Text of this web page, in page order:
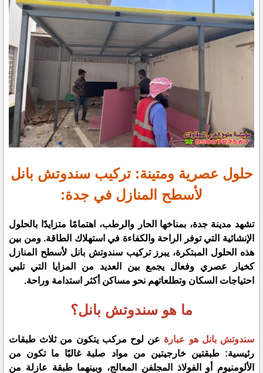
حلول عصرية ومتينة: تركيب سندوتش بانل
لأسطح المنازل في جدة:
تشهد مدينة جدة، بمناخها الحار والرطب، اهتمامًا متزايدًا بالحلول
الإنشائية التي توفر الراحة والكفاءة في استهلاك الطاقة. ومن بين
هذه الحلول المبتكرة، يبرز تركيب سندوتش بانل لأسطح المنازل
كخيار عصري وفعال يجمع بين العديد من المزايا التي تلبي
احتياجات السكان وتطلعاتهم نحو مساكن أكثر استدامة وراحة.
ما هو سندوتش بانل؟
سندوتش بانل هو عبارة عن لوح مركب يتكون من ثلاث طبقات
رئيسية: طبقتين خارجيتين من مواد صلبة غالبًا ما تكون من
الألومنيوم أو الفولاذ المجلفن المعالج، وبينهما طبقة عازلة من